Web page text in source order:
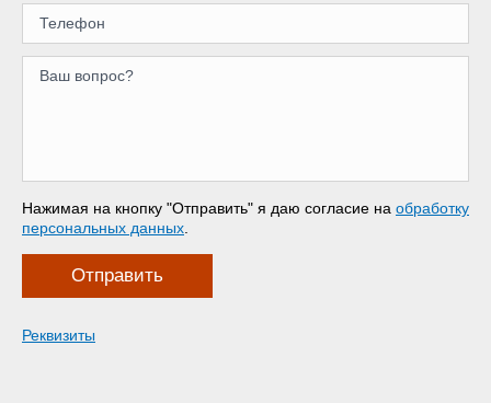
Нажимая на кнопку "Отправить" я даю согласие на обработку
персональных данных.
Отправить
Реквизиты